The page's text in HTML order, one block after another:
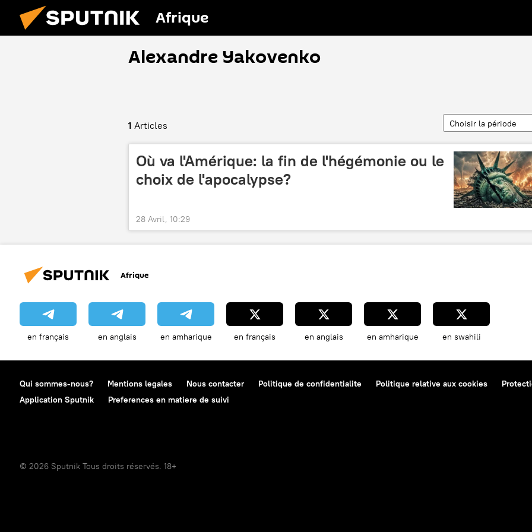
Afrique
Alexandre Yakovenko
1 Articles Choisir la période
Où va l'Amérique: la fin de l'hégémonie ou le
choix de l'apocalypse?
28 Avril, 10:29
Afrique
en français en anglais en amharique en français en anglais en amharique en swahili
Qui sommes-nous? Mentions legales Nous contacter Politique de confidentialite Politique relative aux cookies
Application Sputnik
Preferences en matiere de suivi
© 2026 Sputnik Tous droits réservés. 18+